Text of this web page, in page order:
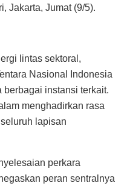
Jakarta, Jumat (9/5).
lintas sektoral,
Nasional Indonesia
berbagai instansi terkait.
menghadirkan rasa
lapisan
perkara
peran sentralnya